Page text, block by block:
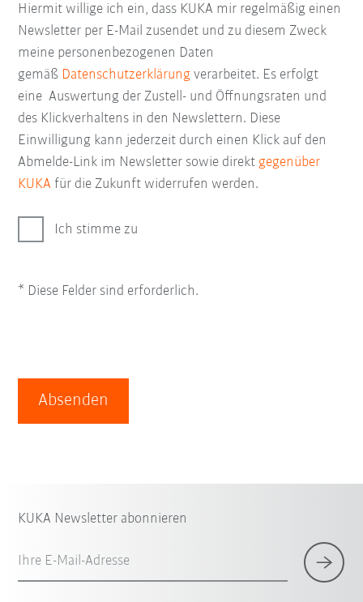
Hiermit willige ich ein, dass KUKA mir regelmäßig einen
Newsletter per E-Mail zusendet und zu diesem Zweck
meine personenbezogenen Daten
gemäß Datenschutzerklärung verarbeitet. Es erfolgt
eine Auswertung der Zustell- und Öffnungsraten und
des Klickverhaltens in den Newslettern. Diese
Einwilligung kann jederzeit durch einen Klick auf den
Abmelde-Link im Newsletter sowie direkt gegenüber
KUKA für die Zukunft widerrufen werden.
Ich stimme zu
* Diese Felder sind erforderlich.
Absenden
KUKA Newsletter abonnieren
Ihre E-Mail-Adresse